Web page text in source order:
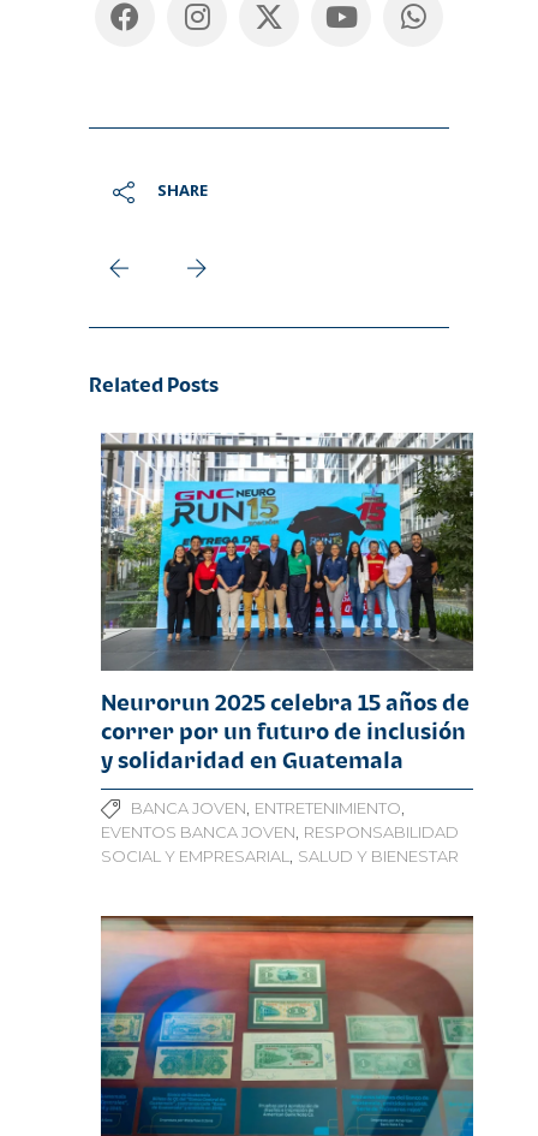
SHARE
Related Posts
Neurorun 2025 celebra 15 años de
correr por un futuro de inclusión
y solidaridad en Guatemala
BANCA JOVEN, ENTRETENIMIENTO,
EVENTOS BANCA JOVEN, RESPONSABILIDAD
SOCIAL Y EMPRESARIAL , SALUD Y BIENESTAR